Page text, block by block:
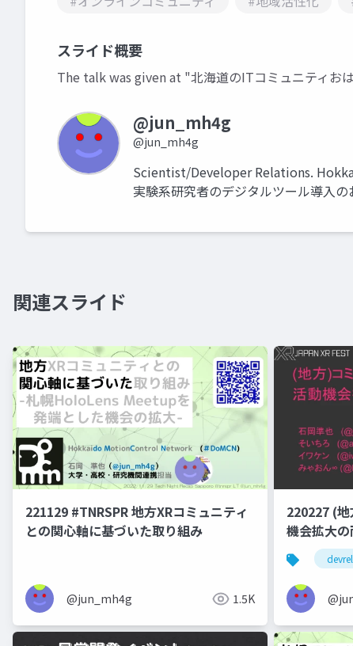
スライド概要
The talk was given at "北海道のITコミュニティお
@jun_mh4g
@jun_mh4g
Scientist/Developer Relations.
実験系研究者のデジタルツール導入の
関連スライド
221129 #TNRSPR 地方XRコミュニティ
との関心軸に基づいた取り組み
@jun_mh4g 1.5K
220227 (
機会拡大
devrel